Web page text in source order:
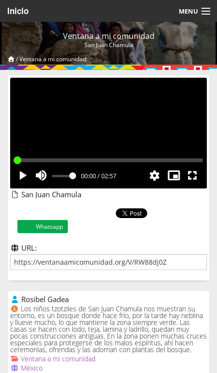
Inicio MENU
Acerca de
Videos Temáticos
Cerrar Sesión
Ventana a mi comunidad
San Juan Chamula
/Ventana a mi comunidad
00:00/02:57
San Juan Chamula
Whatsapp
URL:
Rosibel Gadea
Los niños tzotziles de San Juan Chamula nos muestran su
entorno, es un bosque donde hace frío, por la tarde hay neblina
y llueve mucho, lo que mantiene la zona siempre verde. Las
casas se hacen con lodo, teja, lamina y ladrillo, quedan muy
pocas construcciones antiguas. En la zona ponen muchas cruces
especiales para protegerse de los malos espíritus, ahí hacen
ceremonias, ofrendas y las adornan con plantas del bosque.
Ventana a mi comunidad
México